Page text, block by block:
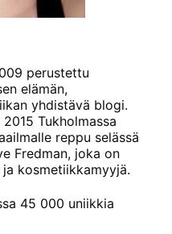
perustettu
elämän,
yhdistävä blogi.
Tukholmassa
reppu selässä
Fredman, joka on
kosmetiikkamyyjä.
45 000 uniikkia